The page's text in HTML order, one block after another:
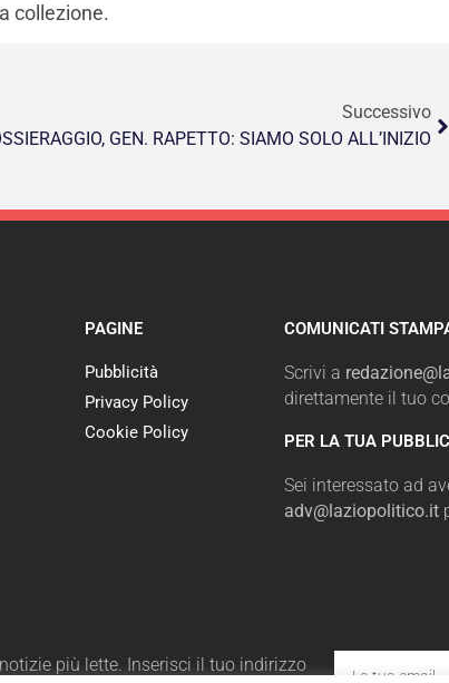
collezione.
Successivo
GEN. RAPETTO: SIAMO SOLO ALL’INIZIO
PAGINE
Pubblicità
Privacy Policy
Cookie Policy
COMUNICATI
Scrivi a
direttamente il tuo
PER LA TUA
Sei interessato ad
adv@laziopolitico.it
più lette. Inserisci il tuo indirizzo